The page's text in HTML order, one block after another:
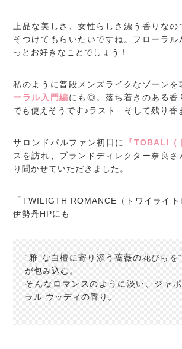
上品な美しさ、女性らしさ漂う香りなの
そつけてもらいたいですね。フローラル
っとお好きなことでしょう！
私のように普段メンズライクなゾーンを
ーラル入門編にも◎。落ち着きのある香
でも使えそうです♪ラスト…そして残り香
サロンドパルファン初日に 『TOBALI
スを訪れ、ブランドディレクター奈良さ
り聞かせていただきました。
「TWILIGTH ROMANCE（トワイライト
伊勢丹HPにも
“雅”な白檀に寄り添う薔薇の花びらを
が包み込む。
そんなロマンスのように淡い、ジャ
ラル ウッディの香り。